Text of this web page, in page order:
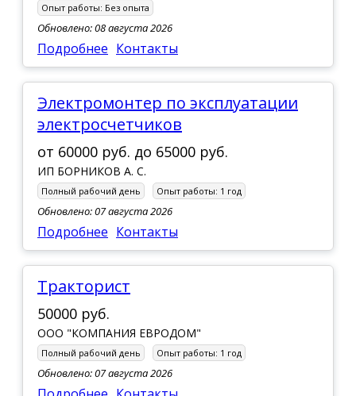
Опыт работы: Без опыта
Обновлено: 08 августа 2026
Подробнее Контакты
Электромонтер по эксплуатации
электросчетчиков
от 60000 руб. до 65000 руб.
ИП БОРНИКОВ А. С.
Полный рабочий день Опыт работы: 1 год
Обновлено: 07 августа 2026
Подробнее Контакты
Тракторист
50000 руб.
ООО "КОМПАНИЯ ЕВРОДОМ"
Полный рабочий день Опыт работы: 1 год
Обновлено: 07 августа 2026